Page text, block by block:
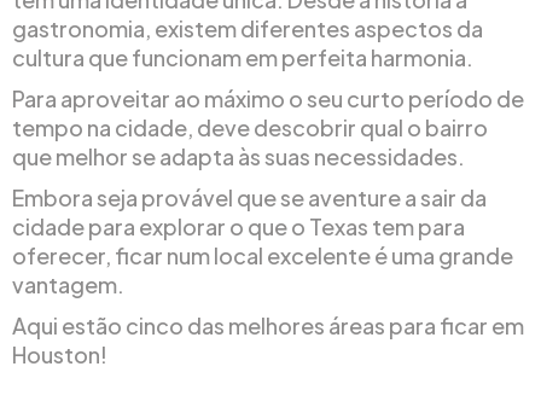
gastronomia, existem diferentes aspectos da
cultura que funcionam em perfeita harmonia.
Para aproveitar ao máximo o seu curto período de
tempo na cidade, deve descobrir qual o bairro
que melhor se adapta às suas necessidades.
Embora seja provável que se aventure a sair da
cidade para explorar o que o Texas tem para
oferecer, ficar num local excelente é uma grande
vantagem.
Aqui estão cinco das melhores áreas para ficar em
Houston!